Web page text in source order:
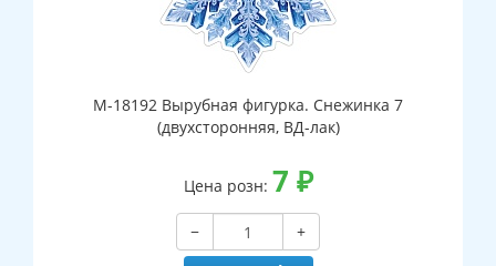
М-18192 Вырубная фигурка. Снежинка 7
(двухсторонняя, ВД-лак)
Цена розн: 7 ₽
−
+